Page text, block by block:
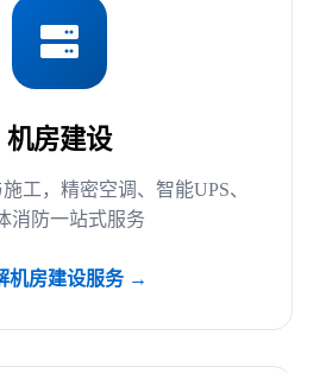
机房建设
工，精密空调、智能UPS、
消防一站式服务
机房建设服务 →